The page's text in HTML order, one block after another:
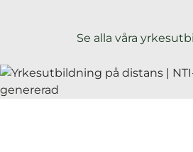
l
l
Se alla våra